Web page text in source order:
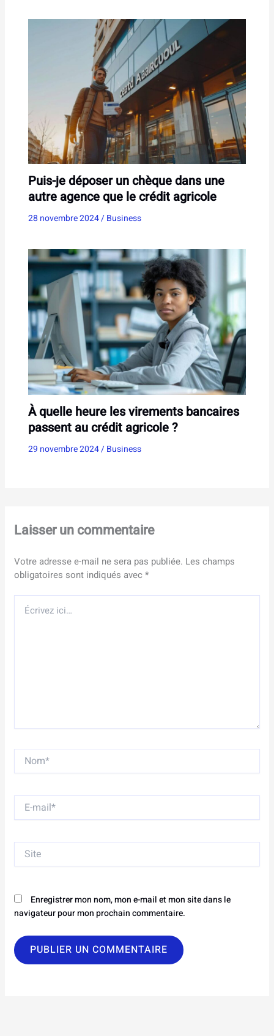
Puis-je déposer un chèque dans une
autre agence que le crédit agricole
28 novembre 2024/Business
À quelle heure les virements bancaires
passent au crédit agricole ?
29 novembre 2024/Business
Laisser un commentaire
Votre adresse e-mail ne sera pas publiée. Les champs
obligatoires sont indiqués avec*
ici…
Nom*
mail*
Site
Enregistrer mon nom, mon e-mail et mon site dans le
navigateur pour mon prochain commentaire.